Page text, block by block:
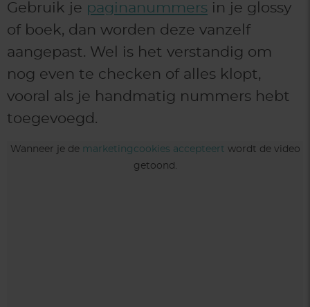
Gebruik je paginanummers in je glossy
of boek, dan worden deze vanzelf
aangepast. Wel is het verstandig om
nog even te checken of alles klopt,
vooral als je handmatig nummers hebt
toegevoegd.
Wanneer je de marketingcookies accepteert wordt de video
getoond.